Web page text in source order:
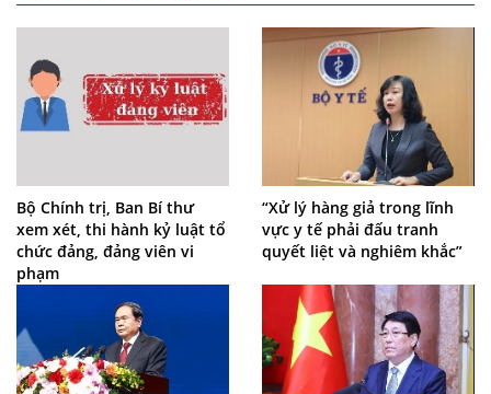
Bộ Chính trị, Ban Bí thư
xem xét, thi hành kỷ luật tổ
chức đảng, đảng viên vi
phạm
“Xử lý hàng giả trong lĩnh
vực y tế phải đấu tranh
quyết liệt và nghiêm khắc”